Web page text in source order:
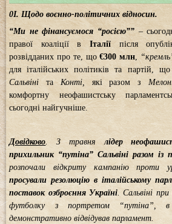
0І. Щодо воєнно-політичних відносин.
“Ми не фінансуємося “росією”” –
правої коаліції в Італії після
розвідданих про те, що€300 млн
для італійських політиків та партій,
Сальвіні таКонті, які разом з
комфортну неофашистську
сьогодні найгучніше.
Довідково. З травня лідер
прихильник “путіна” Сальвіні разом із
розпочали відкриту кампанію проти
просували резолюцію в італійському
поставок озброєння Україні. Сальвіні
футболку з портретом “путіна”,
демонстративно відвідував парламент.